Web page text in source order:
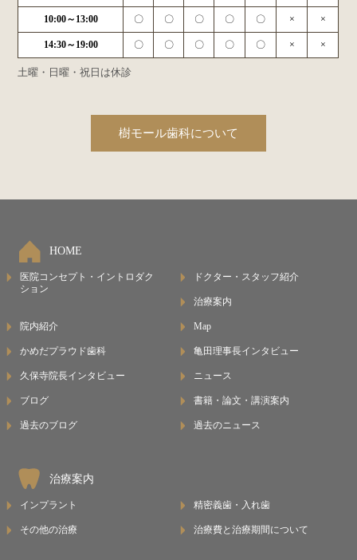
10:00～13:00 〇 〇 〇 〇 〇 × ×
14:30～19:00 〇 〇 〇 〇 〇 × ×
土曜・日曜・祝日は休診
樹モール歯科について
HOME
医院コンセプト・イントロダク
ション
ドクター・スタッフ紹介
治療案内
院内紹介 Map
かめだプラウド歯科 亀田理事長インタビュー
久保寺院長インタビュー ニュース
ブログ 書籍・論文・講演案内
過去のブログ 過去のニュース
治療案内
インプラント 精密義歯・入れ歯
その他の治療 治療費と治療期間について